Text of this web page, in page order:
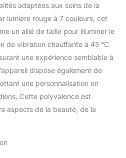
pour répondre à tous les
besoins de soins de la
problèmes de peau, cet
appareil de soins de la
peau augmente
l'élasticité et la brillance
de la peau, réduit les
rides de la peau, les
rougeurs, les rugosités,
les graisses, les ternes,
inférieure de la peau. 3
adaptées aux soins de la
lumière rouge à 7 couleurs, cet
un allié de taille pour illuminer le
de vibration chauffante à 45 °C
une expérience semblable à
dispose également de
une personnalisation en
Cette polyvalence est
aspects de la beauté, de la